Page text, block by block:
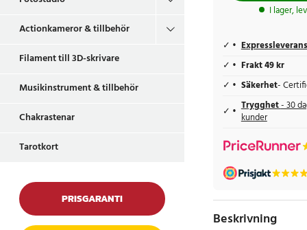
Actionkameror & tillbehör
Filament till 3D-skrivare
Musikinstrument & tillbehör
Chakrastenar
Tarotkort
PRISGARANTI
I lager,
Expressleverans
Frakt 49 kr
Säkerhet-
Trygghet- 30
kunder
Beskrivning